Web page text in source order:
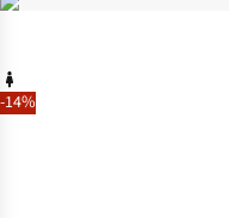
-14%